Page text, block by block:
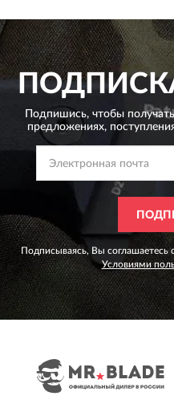
Подпишись, чтобы
предложениях,
Подписываясь, Вы соглашаетесь
Условиями